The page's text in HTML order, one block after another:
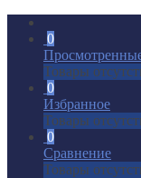
0
Товары
0
Избранное
Товары
0
Сравнение
Товары